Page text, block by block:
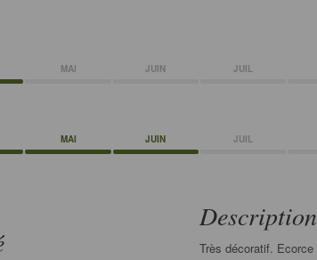
MAI JUIN JUIL
MAI JUIN JUIL
Description
Très décoratif.